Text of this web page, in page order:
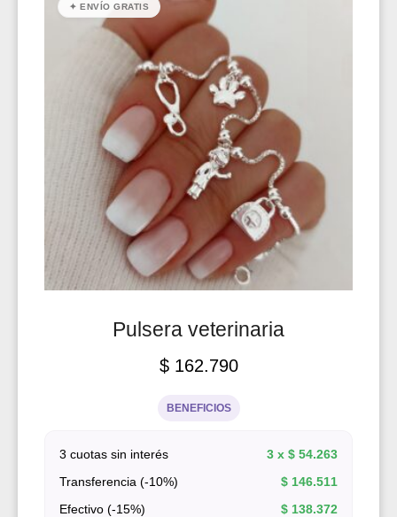
✦ ENVÍO GRATIS
Pulsera veterinaria
$162.790
BENEFICIOS
3 cuotas sin interés 3 x $ 54.263
Transferencia (-10%)
$ 146.511
Efectivo (-15%)
$ 138.372